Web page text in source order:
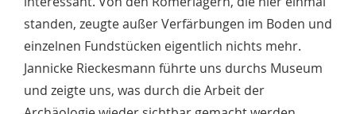
standen, zeugte außer Verfärbungen im Boden und
einzelnen Fundstücken eigentlich nichts mehr.
Jannicke Rieckesmann führte uns durchs Museum
und zeigte uns, was durch die Arbeit der